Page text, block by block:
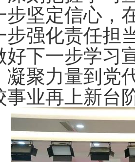
步坚定信心，
步强化责任担
好下一步学习
凝聚力量到党
事业再上新台